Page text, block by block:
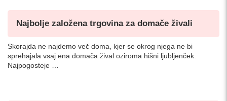
Najbolje založena trgovina za domače živali
Skorajda ne najdemo več doma, kjer se okrog njega ne bi
sprehajala vsaj ena domača žival oziroma hišni ljubljenček.
Najpogosteje …